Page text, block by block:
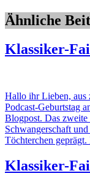
Ähnliche
Klassiker-
Hallo ihr Lieben, aus
Podcast-Geburtstag
Blogpost. Das
Schwangerschaft
Töchterchen
Klassiker-